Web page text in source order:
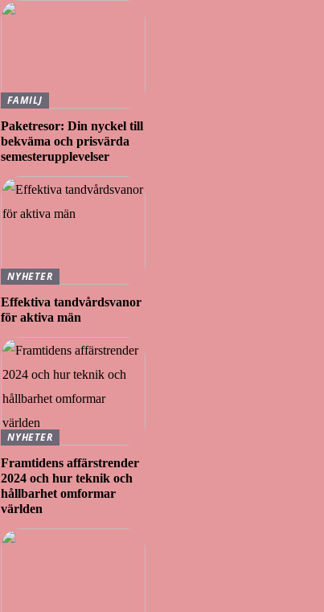
FAMILJ
Paketresor: Din nyckel till
bekväma och prisvärda
semesterupplevelser
NYHETER
Effektiva tandvårdsvanor
för aktiva män
NYHETER
Framtidens affärstrender
2024 och hur teknik och
hållbarhet omformar
världen